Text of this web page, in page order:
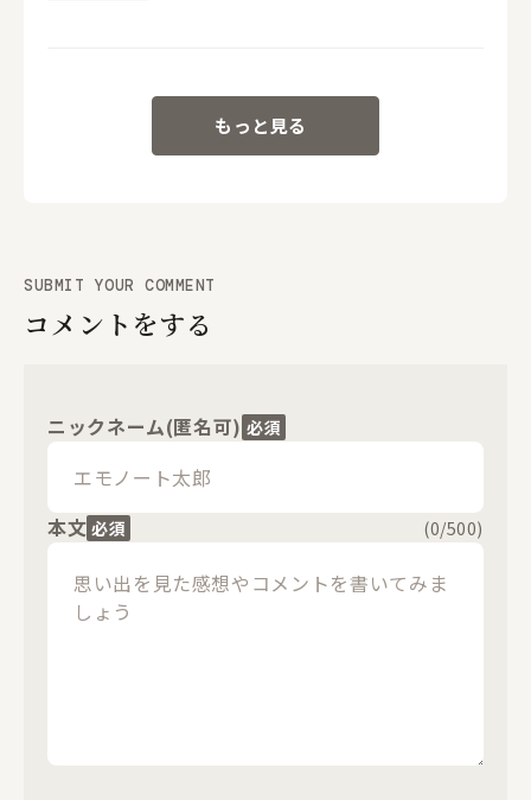
もっと見る
SUBMIT YOUR COMMENT
コメントをする
ニックネーム(匿名可) 必須
本文 必須 (0/500)